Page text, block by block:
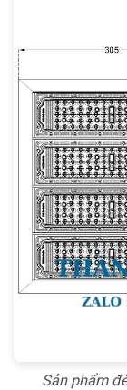
Sản phẩm